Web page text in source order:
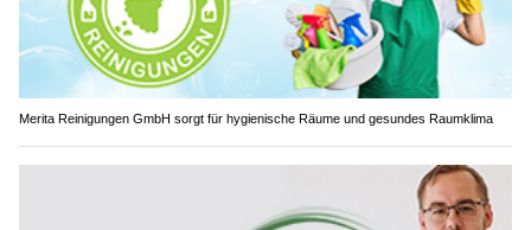
Merita Reinigungen GmbH sorgt für hygienische Räume und gesundes Raumklima